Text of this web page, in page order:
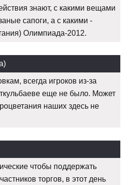
знают, с какими вещами
сапоги, а с какими -
Олимпиада-2012.
всегда игроков из-за
еще не было. Может
наших здесь не
чтобы поддержать
торгов, в этот день